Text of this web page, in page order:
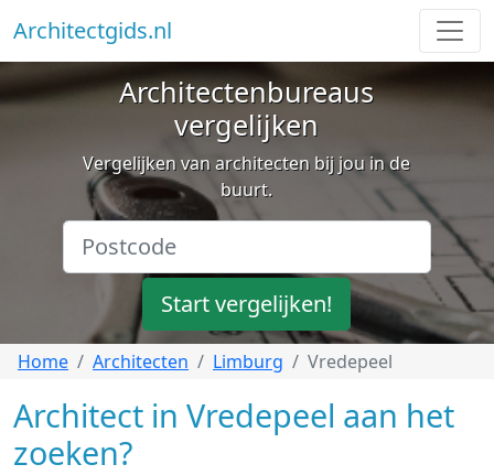
Architectgids.nl
Architectenbureaus
vergelijken
Vergelijken van architecten bij jou in de
buurt.
Start vergelijken!
Home Architecten Limburg Vredepeel
Architect in Vredepeel aan het
zoeken?